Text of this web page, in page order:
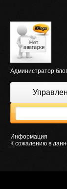
Администратор
Информация
К сожалению в